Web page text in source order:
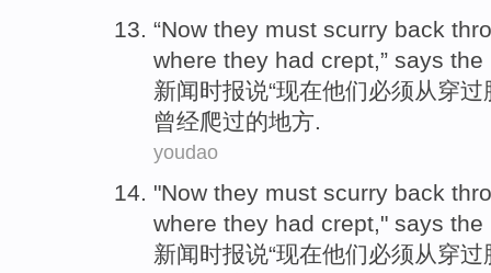
“Now they must scurry back
where they had crept ,” says the
新闻时报说“现在他们必须从穿过
曾经爬过的地方
youdao
"Now they must scurry back
where they had crept," says the
新闻时报说“现在他们必须从穿过